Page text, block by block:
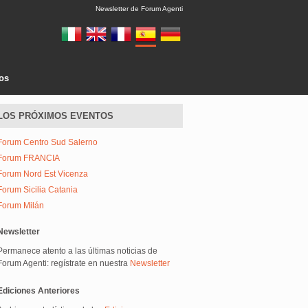
Newsletter de Forum Agenti
PRÓXIMOS EVENTOS
Centro Sud Salerno
FRANCIA
Nord Est Vicenza
Sicilia Catania
Milán
atento a las últimas noticias de
Agenti: regístrate en nuestra Newsletter
Anteriores